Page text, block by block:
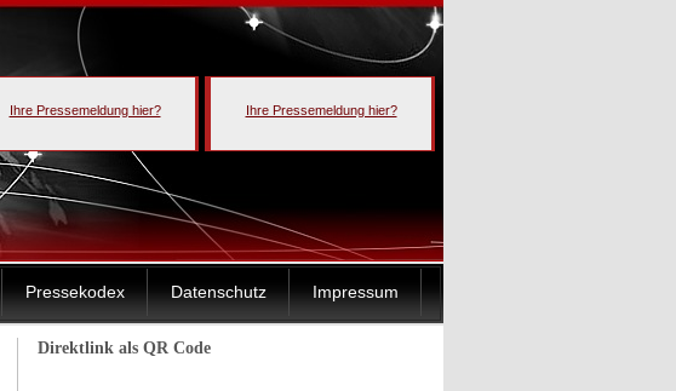
Ihre Pressemeldung hier? Ihre Pressemeldung hier?
Pressekodex Datenschutz Impressum
Direktlink als QR Code